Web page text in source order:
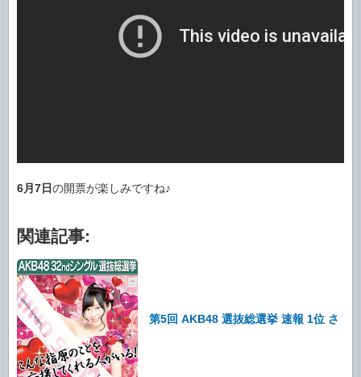
6月7日の開票が楽しみですね♪
関連記事:
第5回 AKB48 選抜総選挙 速報 1位 さ